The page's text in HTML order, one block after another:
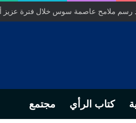
رسم ملامح عاصمة سوس خلال فترة
كتاب الرأي مجتمع